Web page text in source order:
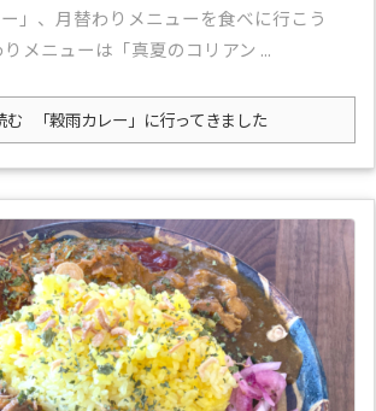
」、月替わりメニューを食べに行こう
メニューは「真夏のコリアン ...
む 「穀雨カレー」に行ってきました